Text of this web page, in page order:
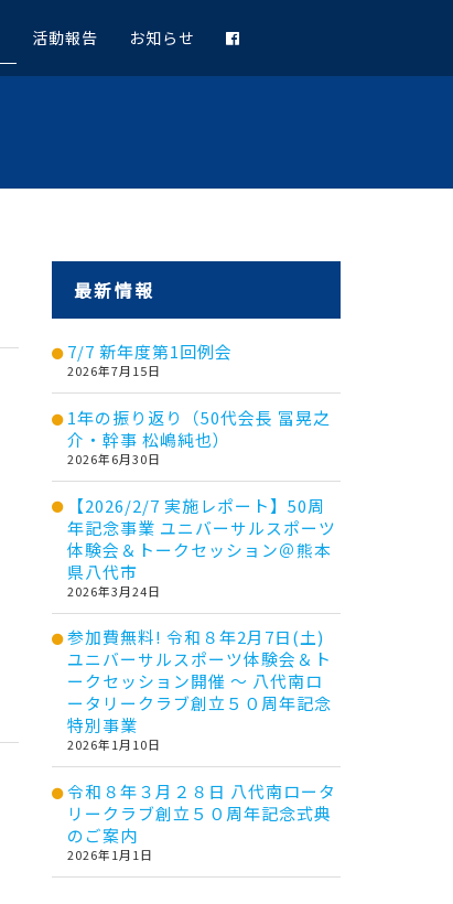
活動報告 お知らせ
最新情報
7/7 新年度第1回例会
2026年7月15日
1年の振り返り（50代会長 冨晃之
介・幹事 松嶋純也）
2026年6月30日
【2026/2/7 実施レポート】50周
年記念事業 ユニバーサルスポーツ
体験会＆トークセッション＠熊本
県八代市
2026年3月24日
参加費無料! 令和８年2月7日(土)
ユニバーサルスポーツ体験会＆ト
ークセッション開催 ～ 八代南ロ
ータリークラブ創立５０周年記念
特別事業
2026年1月10日
令和８年３月２８日 八代南ロータ
リークラブ創立５０周年記念式典
のご案内
2026年1月1日